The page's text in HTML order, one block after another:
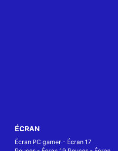
ÉCRAN
Écran PC gamer - Écran 17